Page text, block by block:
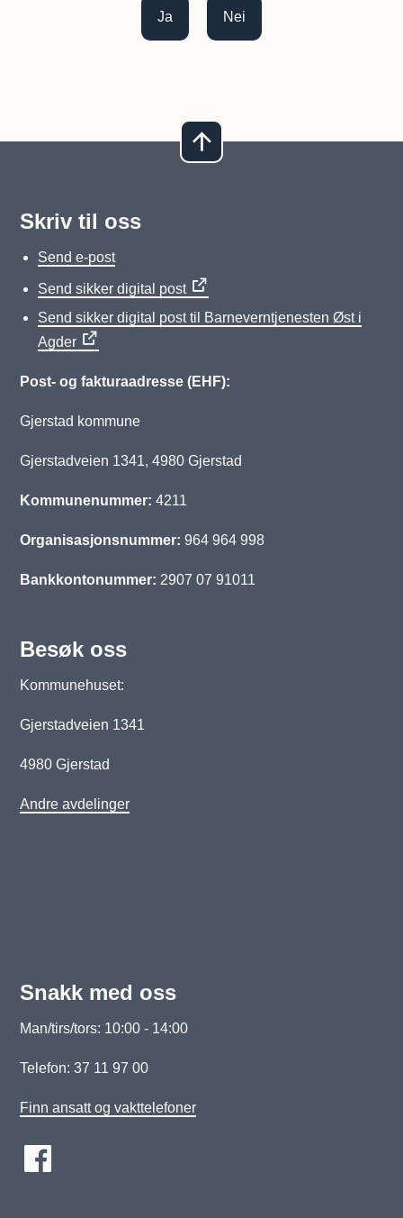
Ja Nei
Skriv til oss
Send e-post
Send sikker digital post
Send sikker digital post til Barneverntjenesten Øst i
Agder
Post- og fakturaadresse (EHF):
Gjerstad kommune
Gjerstadveien 1341, 4980 Gjerstad
Kommunenummer: 4211
Organisasjonsnummer: 964 964 998
Bankkontonummer: 2907 07 91011
Besøk oss
Kommunehuset:
Gjerstadveien 1341
4980 Gjerstad
Andre avdelinger
Snakk med oss
Man/tirs/tors: 10:00 - 14:00
Telefon: 37 11 97 00
Finn ansatt og vakttelefoner